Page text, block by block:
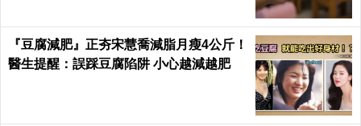
『豆腐減肥』正夯宋慧喬減脂月瘦4公斤！
醫生提醒：誤踩豆腐陷阱 小心越減越肥